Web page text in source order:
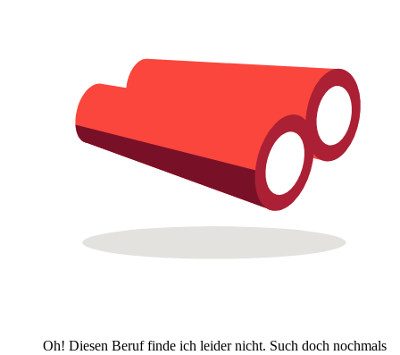
Oh! Diesen Beruf finde ich leider nicht. Such doch nochmals